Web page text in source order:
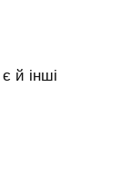
й інші